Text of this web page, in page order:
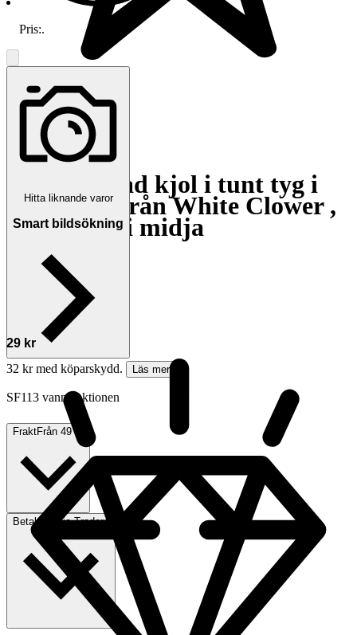
5.0
Blåmönstrad kjol i tunt tyg i
storlek 44 från White Clower ,
Obs! resår i midja
Avslutad 11 jul 16:35
Visa bud
29 kr
32 kr med köparskydd.
Läs mer
SF113 vann auktionen
FraktFrån 49 kr
Betalning Via Tradera
Pris:.
Hitta liknande varor
Smart bildsökning